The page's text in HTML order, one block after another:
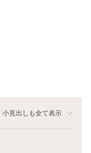
小見出しも全て表示